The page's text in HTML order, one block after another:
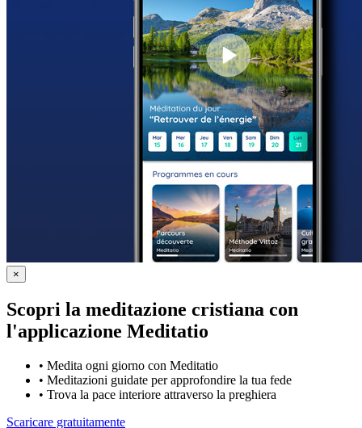
×
Scopri la meditazione cristiana con
l'applicazione Meditatio
• Medita ogni giorno con Meditatio
• Meditazioni guidate per approfondire la tua fede
• Trova la pace interiore attraverso la preghiera
Scaricare gratuitamente